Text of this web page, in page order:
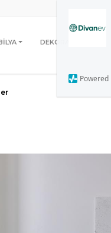
Powered
DEKORASYON